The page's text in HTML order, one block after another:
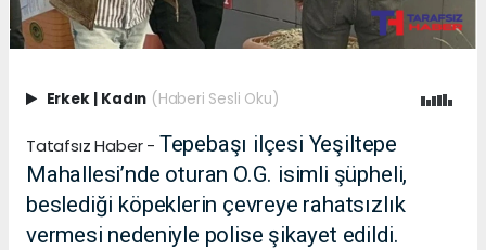
Erkek | Kadın (Haberi Sesli Oku)
Tatafsız Haber - Tepebaşı ilçesi Yeşiltepe
Mahallesi’nde oturan O.G. isimli şüpheli,
beslediği köpeklerin çevreye rahatsızlık
vermesi nedeniyle polise şikayet edildi.